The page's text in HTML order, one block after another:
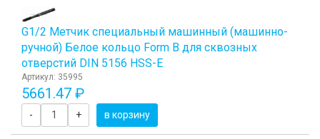
G1/2 Метчик специальный машинный (машинно-
ручной) Белое кольцо Form B для сквозных
отверстий DIN 5156 HSS-E
Артикул: 35995
5661.47 ₽
- + в корзину